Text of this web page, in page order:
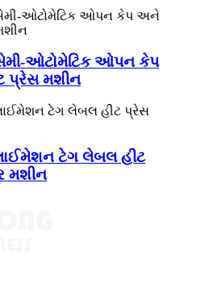
ઓટોમેટિક ઓપન કેપ
પ્રેસ મશીન
ટેગ લેબલ હીટ
મશીન